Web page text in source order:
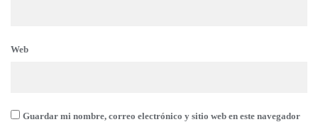
Web
Guardar mi nombre, correo electrónico y sitio web en este navegador